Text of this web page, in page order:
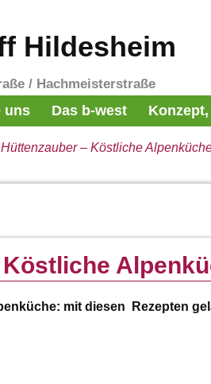
Hildesheim
/ Hachmeisterstraße
uns Das b-west
Hüttenzauber – Köstliche
mit diesen Rezepten